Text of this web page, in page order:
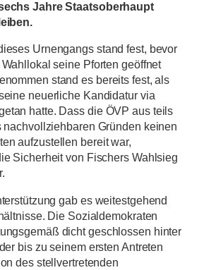
Jahre Staatsoberhaupt
Urnengangs stand fest, bevor
seine Pforten geöffnet
stand es bereits fest, als
neuerliche Kandidatur via
hatte. Dass die ÖVP aus teils
nachvollziehbaren Gründen keinen
aufzustellen bereit war,
Sicherheit von Fischers Wahlsieg
gab es weitestgehend
Die Sozialdemokraten
dicht geschlossen hinter
bis zu seinem ersten Antreten
des stellvertretenden